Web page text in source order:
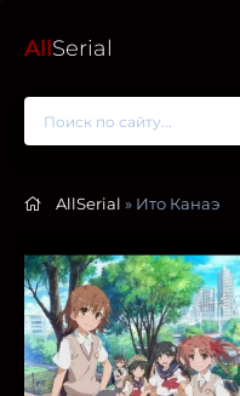
AllSerial
AllSerial » Ито Канаэ